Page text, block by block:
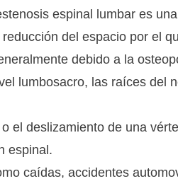
espinal lumbar es
del espacio por el
debido a la
lumbosacro, las raíces del
el deslizamiento de una
espinal.
caídas, accidentes